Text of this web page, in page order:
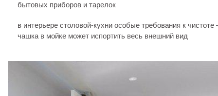
бытовых приборов и тарелок
в интерьере столовой-кухни особые требования к чистоте
чашка в мойке может испортить весь внешний вид